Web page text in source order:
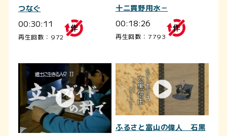
つなぐ
00:30:11
再生回数：972
十二貫野用水－
00:18:26
再生回数：7793
ふるさと富山の偉人 石黒